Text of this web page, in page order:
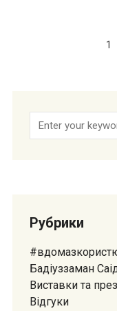
1
Рубрики
Бадіуззаман
Виставки та
Відгуки